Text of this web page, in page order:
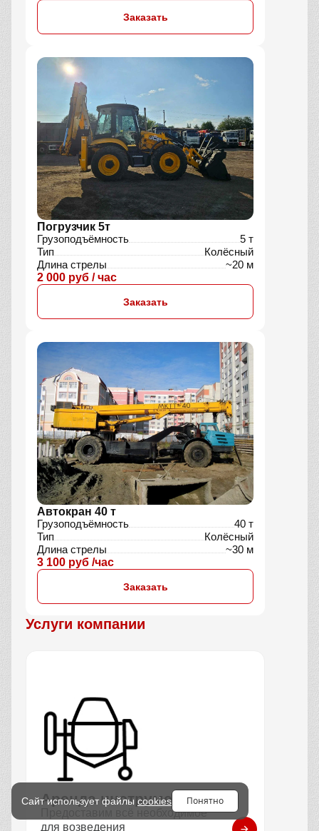
Заказать
Погрузчик 5т
Грузоподъёмность
5 т
Тип
Колёсный
Длина стрелы
~20 м
2 000 руб / час
Заказать
Автокран 40 т
Грузоподъёмность
40 т
Тип
Колёсный
Длина стрелы
~30 м
3 100 руб /час
Заказать
Услуги компании
Аренда инструмента
Предоставим всё необходимое
для возведения
Сайт использует файлы cookies Понятно